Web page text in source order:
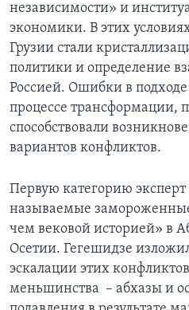
независимости» и
экономики. В этих
Грузии стали
политики и определение
Россией. Ошибки в
процессе трансформации,
способствовали
вариантов конфликтов.
Первую категорию эксперт
называемые
чем вековой историей» в
Осетии. Гегешидзе
эскалации этих
меньшинства ­ – абхазы и